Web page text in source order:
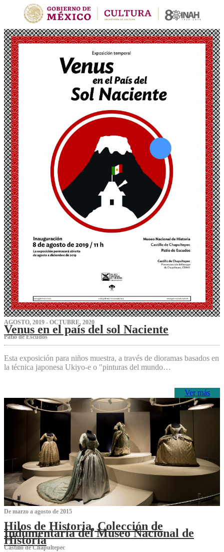
AGOSTO, 2019 - OCTUBRE, 2020
Venus en el país del sol Naciente
P‌atio de Escudos
Esta exposición para niños muestra, a través de dioramas basados en
la técnica japonesa Ukiyo-e o "pinturas del mundo…
Ver más
De marzo a agosto de 2015
Hilos de Historia, Colección de
Indumentaria del Museo Nacional de
Historia
Castillo de Chapultepec